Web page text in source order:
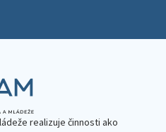
realizuje činnosti ako